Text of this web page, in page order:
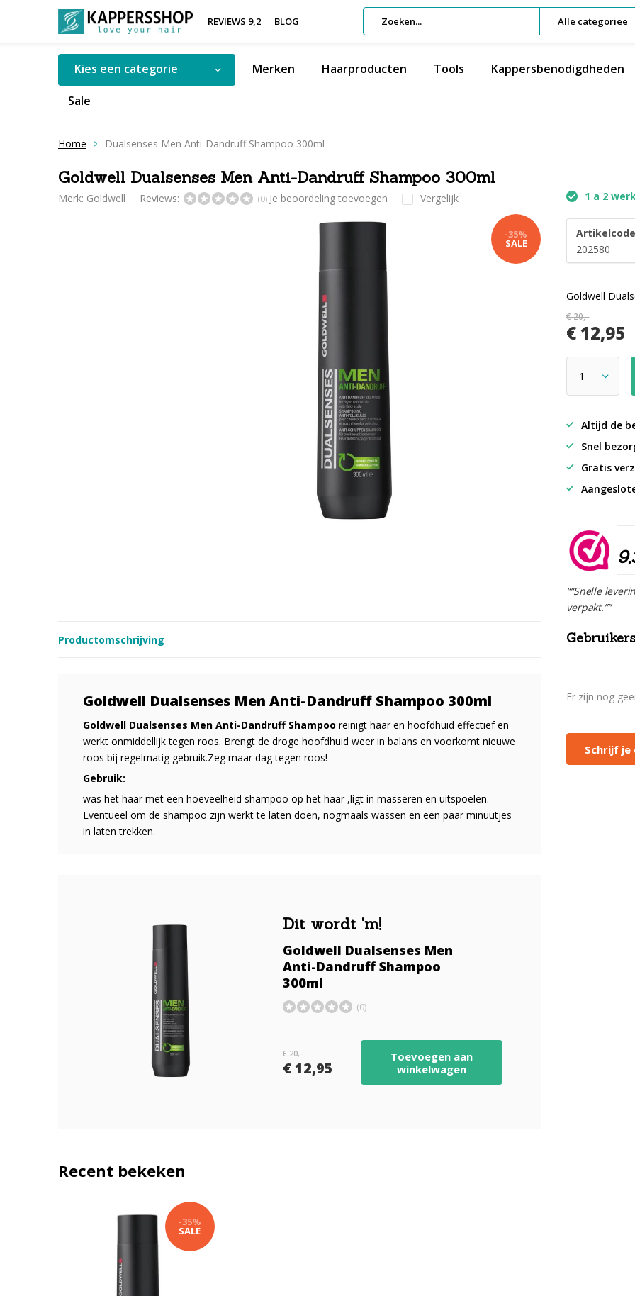
REVIEWS 9,2 BLOG Alle categorieën
Kies een categorie Merken Haarproducten Tools Kappersbenodigdheden
Sale
Home Dualsenses Men Anti-Dandruff Shampoo 300ml
Goldwell Dualsenses Men Anti-Dandruff Shampoo 300ml
Merk: Goldwell Reviews: (0) Je beoordeling toevoegen Vergelijk
-35%
SALE
1 a 2
202580
Goldwell
€ 20,-
€ 12,95
Altijd de
Snel
Gratis
““Snelle
verpakt.””
Productomschrijving
Goldwell Dualsenses Men Anti-Dandruff Shampoo 300ml
Goldwell Dualsenses Men Anti-Dandruff Shampoo reinigt haar en hoofdhuid effectief en
werkt onmiddellijk tegen roos. Brengt de droge hoofdhuid weer in balans en voorkomt nieuwe
roos bij regelmatig gebruik.Zeg maar dag tegen roos!
Gebruik:
was het haar met een hoeveelheid shampoo op het haar ,ligt in masseren en uitspoelen.
Eventueel om de shampoo zijn werkt te laten doen, nogmaals wassen en een paar minuutjes
in laten trekken.
Dit wordt 'm!
Goldwell Dualsenses Men
Anti-Dandruff Shampoo
300ml
(0)
€ 20,-
€ 12,95
Toevoegen aan
winkelwagen
Er zijn nog
Schrijf
Recent bekeken
-35%
SALE